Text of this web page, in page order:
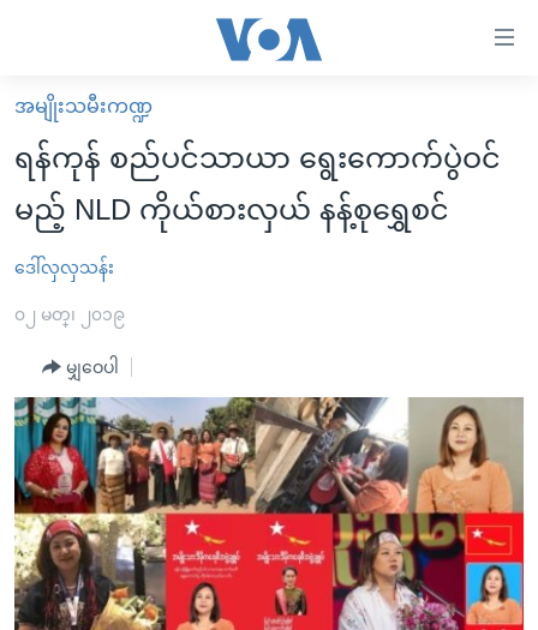
လွယ်ကူ
စေ
သည့်
Link
များ
ပင်မ
ကျော်
ကြည့်
ရန်
ပင်မ
အ
ညွန်း
စာမျက်နှာ
မူလစာမျက်နှာ
မြန်မာ
ကမ္ဘာ့သတင်းများ
နိုင်ငံတကာ
အစ္စရေး-ပါလက်စတိုင်း
ဗွီဒီယို
အင်္ဂလိပ်စာလေ့လာမယ်
အမေရိကန်သုံးအီဒီယံ
မကြေးမုံရဲ့ အင်္ဂလိပ်စာ
ရုပ်ရှင်ထဲက အင်္ဂလိပ်စာ
သုတပဒေသာ အင်္ဂလိပ်စာ
အပတ်စဉ်ကဏ္ဍများ
ရေဒီယို
တီဗွီ
ရေဒီယိုနှင့်ရုပ်သံ အချက်အလက်များ
ရေဒီယို/တီဗွီအစီအစဉ်
Learning English
အမျိုးသမီးကဏ္ဍ
ရန်ကုန် စည်ပင်သာယာ ရွေးကောက်ပွဲဝင်
မည့် NLD ကိုယ်စားလှယ် နန့်စုရွှေစင်
ဒေါ်လှလှသန်း
၀၂ မတ္၊ ၂၀၁၉
မျှဝေပါ